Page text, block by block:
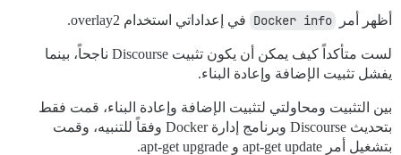
أظهر أمر Docker info في إعداداتي استخدام overlay2.
لست متأكداً كيف يمكن أن يكون تثبيت Discourse ناجحاً، بينما
يفشل تثبيت الإضافة وإعادة البناء.
بين التثبيت ومحاولتي لتثبيت الإضافة وإعادة البناء، قمت فقط
بتحديث Discourse وبرنامج إدارة Docker وفقاً للتنبيه، وقمت
بتشغيل أمر apt-get update و apt-get upgrade.